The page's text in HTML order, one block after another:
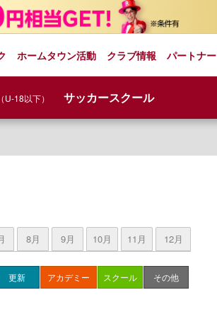
U-18以下） サッカースクール
ホームタウン活動 クラブ情報 パートナー
8月 9月 10月 11月 12月
更新 アカデミー スクール その他